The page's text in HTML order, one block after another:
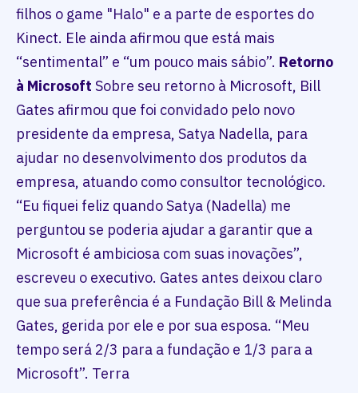
filhos o game "Halo" e a parte de esportes do
Kinect. Ele ainda afirmou que está mais
“sentimental” e “um pouco mais sábio”. Retorno
à Microsoft Sobre seu retorno à Microsoft, Bill
Gates afirmou que foi convidado pelo novo
presidente da empresa, Satya Nadella, para
ajudar no desenvolvimento dos produtos da
empresa, atuando como consultor tecnológico.
“Eu fiquei feliz quando Satya (Nadella) me
perguntou se poderia ajudar a garantir que a
Microsoft é ambiciosa com suas inovações”,
escreveu o executivo. Gates antes deixou claro
que sua preferência é a Fundação Bill & Melinda
Gates, gerida por ele e por sua esposa. “Meu
tempo será 2/3 para a fundação e 1/3 para a
Microsoft”. Terra